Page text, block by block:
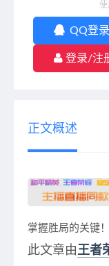
使
QQ登录
登录/注
正文概述
掌握胜局的关键！
此文章由 王者